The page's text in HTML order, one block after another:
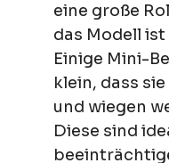
eine große
das Modell ist
Einige Mini-
klein, dass
und wiegen
Diese sind